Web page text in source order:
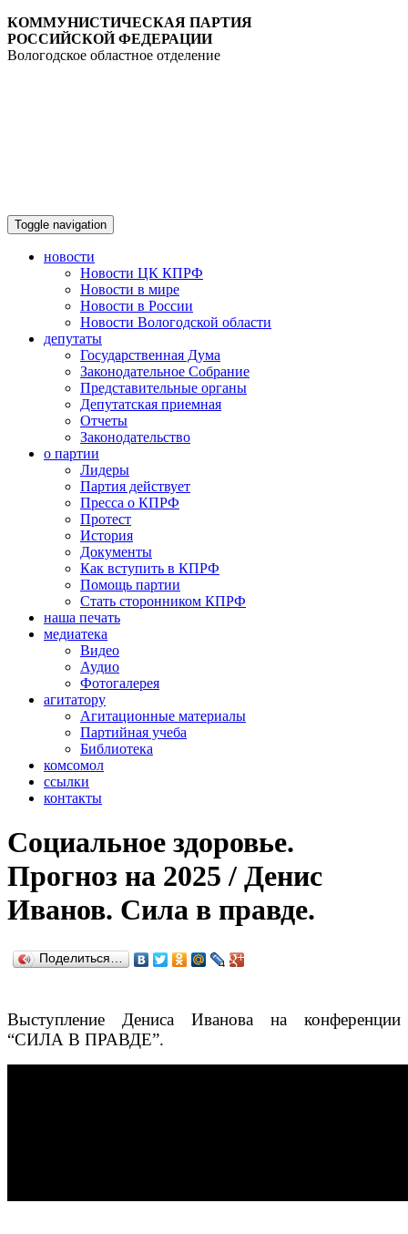
КОММУНИСТИЧЕСКАЯ ПАРТИЯ
РОССИЙСКОЙ ФЕДЕРАЦИИ
Вологодское областное отделение
Toggle navigation
новости
Новости ЦК КПРФ
Новости в мире
Новости в России
Новости Вологодской области
депутаты
Государственная Дума
Законодательное Собрание
Представительные органы
Депутатская приемная
Отчеты
Законодательство
о партии
Лидеры
Партия действует
Пресса о КПРФ
Протест
История
Документы
Как вступить в КПРФ
Помощь партии
Стать сторонником КПРФ
наша печать
медиатека
Видео
Аудио
Фотогалерея
агитатору
Агитационные материалы
Партийная учеба
Библиотека
комсомол
ссылки
контакты
Социальное здоровье.
Прогноз на 2025 / Денис
Иванов. Сила в правде.
Поделиться…
Выступление Дениса Иванова на конференции
“СИЛА В ПРАВДЕ”.